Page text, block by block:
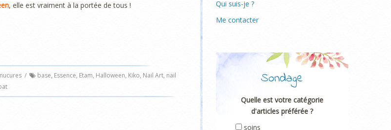
, elle est vraiment à la portée de tous !
/ base, Essence, Etam, Halloween, Kiko, Nail Art, nail
Qui suis-je ?
Me contacter
Sondage
Quelle est votre catégorie
d'articles préférée ?
soins